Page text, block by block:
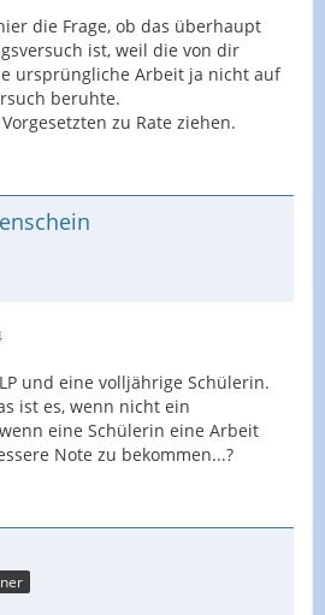
die Frage, ob das überhaupt
ist, weil die von dir
ursprüngliche Arbeit ja nicht auf
beruhte.
zu Rate ziehen.
und eine volljährige Schülerin.
ist es, wenn nicht ein
eine Schülerin eine Arbeit
Note zu bekommen...?